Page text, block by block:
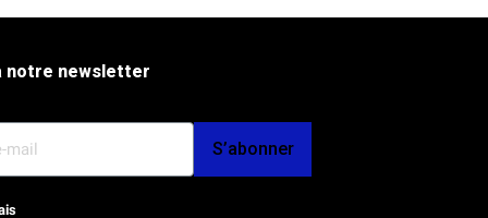
notre newsletter
S’abonner